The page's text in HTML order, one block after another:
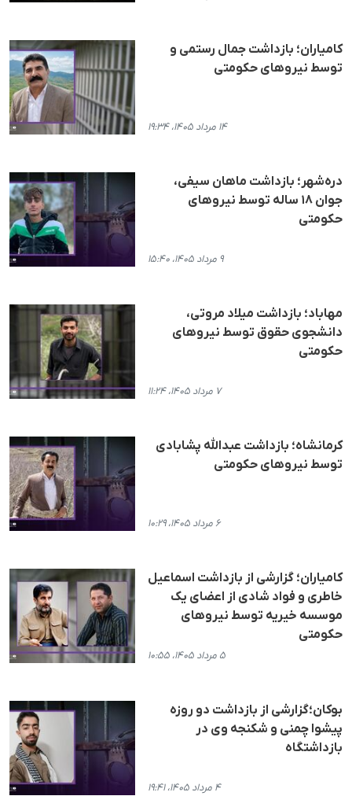
کامیاران؛ بازداشت جمال رستمی و
توسط نیروهای حکومتی
۱۴ مرداد ۱۴۰۵، ۱۹:۳۴
دره‌شهر؛ بازداشت ماهان سیفی،
جوان ۱۸ ساله توسط نیروهای
حکومتی
۹ مرداد ۱۴۰۵، ۱۵:۴۰
مهاباد؛ بازداشت میلاد مروتی،
دانشجوی حقوق توسط نیروهای
حکومتی
۷ مرداد ۱۴۰۵، ۱۱:۲۴
کرمانشاه؛ بازداشت عبدالله پشابادی
توسط نیروهای حکومتی
۶ مرداد ۱۴۰۵، ۱۰:۲۹
کامیاران؛ گزارشی از بازداشت اسماعیل
خاطری و فواد شادی از اعضای یک
موسسه خیریه توسط نیروهای
حکومتی
۵ مرداد ۱۴۰۵، ۱۰:۵۵
بوکان؛گزارشی از بازداشت دو روزه
پیشوا چمنی و شکنجه وی در
بازداشتگاه
۴ مرداد ۱۴۰۵، ۱۹:۴۱